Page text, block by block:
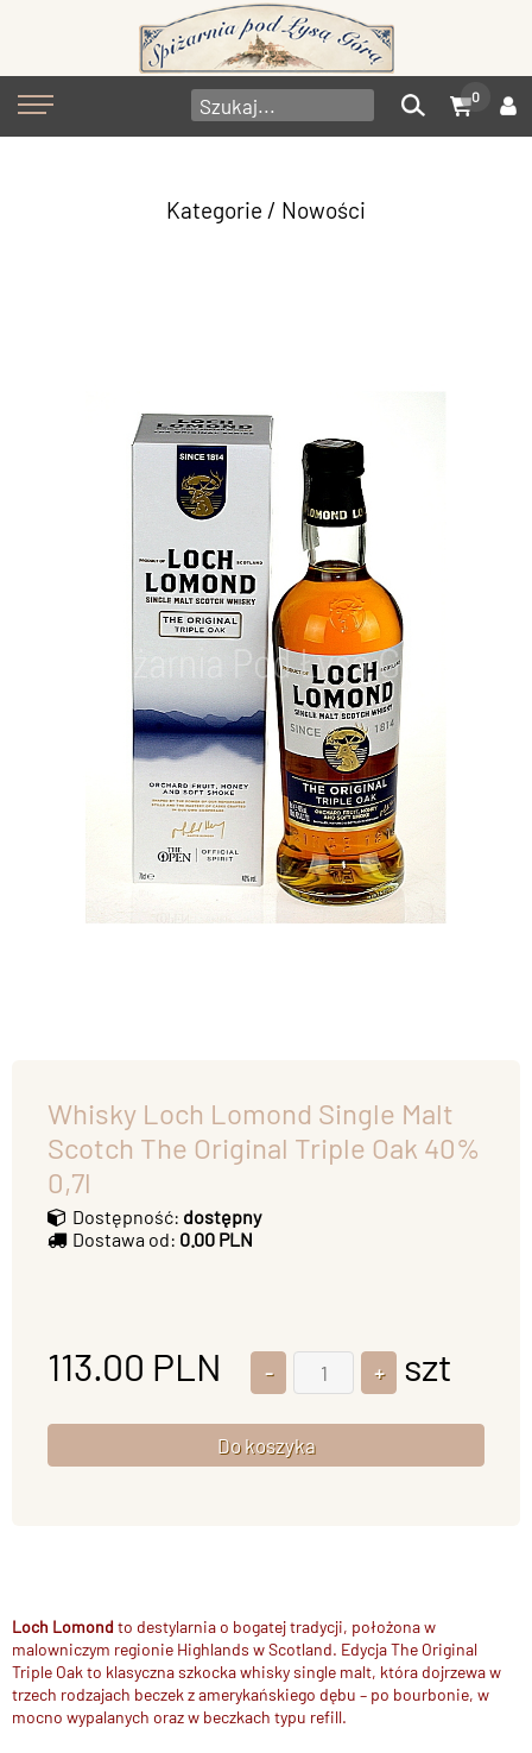
0
Kategorie / Nowości
Whisky Loch Lomond Single Malt
Scotch The Original Triple Oak 40%
0,7l
Dostępność: dostępny
Dostawa od: 0.00 PLN
113.00 PLN szt
Loch Lomond to destylarnia o bogatej tradycji, położona w
malowniczym regionie Highlands wScotland. Edycja The Original
Triple Oak to klasyczna szkocka whisky single malt, która dojrzewa w
trzech rodzajach beczek z amerykańskiego dębu – po bourbonie, w
mocno wypalanych oraz w beczkach typu refill.